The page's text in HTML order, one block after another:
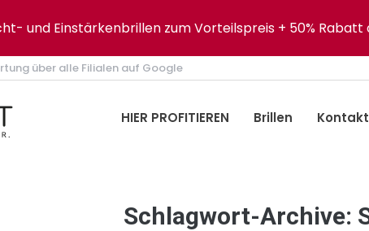
über alle Filialen auf Google
HIER PROFITIEREN Brillen
Schlagwort-Archive:
und Einstärkenbrillen zum Vorteilspreis + 50% Rabatt